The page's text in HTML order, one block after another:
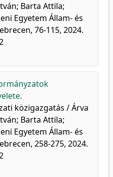
Barta Attila;
Egyetem Állam- és
76-115, 2024.
közigazgatás / Árva
Barta Attila;
Egyetem Állam- és
258-275, 2024.